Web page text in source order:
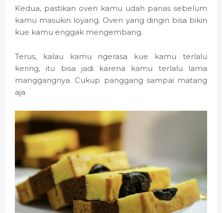
Kedua, pastikan oven kamu udah panas sebelum
kamu masukin loyang. Oven yang dingin bisa bikin
kue kamu enggak mengembang.
Terus, kalau kamu ngerasa kue kamu terlalu
kering, itu bisa jadi karena kamu terlalu lama
manggangnya. Cukup panggang sampai matang
aja.